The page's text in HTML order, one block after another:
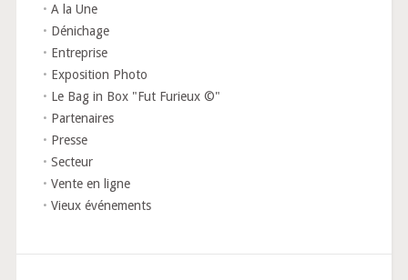
A la Une
Dénichage
Entreprise
Exposition Photo
Le Bag in Box "Fut Furieux ©"
Partenaires
Presse
Secteur
Vente en ligne
Vieux événements